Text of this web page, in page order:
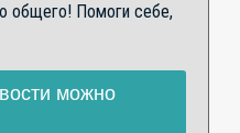
общего! Помоги себе,
можно